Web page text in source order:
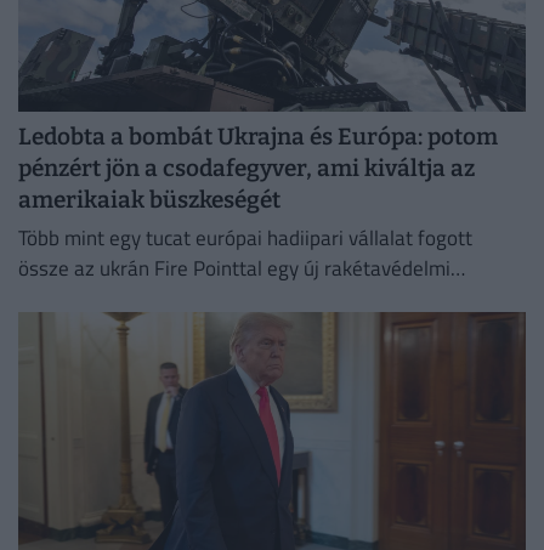
Ledobta a bombát Ukrajna és Európa: potom
pénzért jön a csodafegyver, ami kiváltja az
amerikaiak büszkeségét
Több mint egy tucat európai hadiipari vállalat fogott
össze az ukrán Fire Pointtal egy új rakétavédelmi